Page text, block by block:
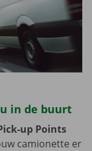
in de buurt
up Points
camionette er